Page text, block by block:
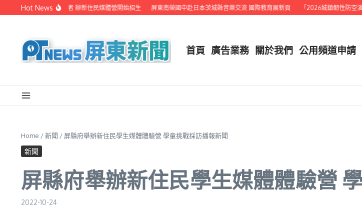
Skip to content
Hot News
地電視業者 辦新住民媒體營開始招生 屏東南榮國中赴日本茨城縣音樂交流 國際教育展新頁 「2026城鎮韌性防空演習」登場 周
首頁 廣告業務 關於我們 公用頻道申請
Home /新聞 / 屏縣府舉辦新住民學生媒體體驗營 學童挑戰採訪播報新聞
新聞
屏縣府舉辦新住民學生媒體體驗營
2022-10-24